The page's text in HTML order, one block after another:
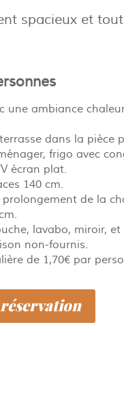
spacieux et
une ambiance
dans la pièce
frigo avec
écran plat.
140 cm.
prolongement de la
lavabo, miroir,
non-fournis.
de 1,70€ par